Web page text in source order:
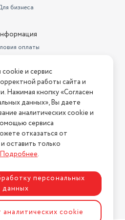
бизнеса
оплаты
возврата
сайте? Напишите нам
"АстМаркет". У нас есть всё!
сайтаASTDESIGN
и сервис
работы сайта и
Нажимая кнопку «Согласен
данных», Вы даете
аналитических cookie и
сервиса
отказаться от
оставить только
Подробнее.
персональных
данных
аналитических cookie